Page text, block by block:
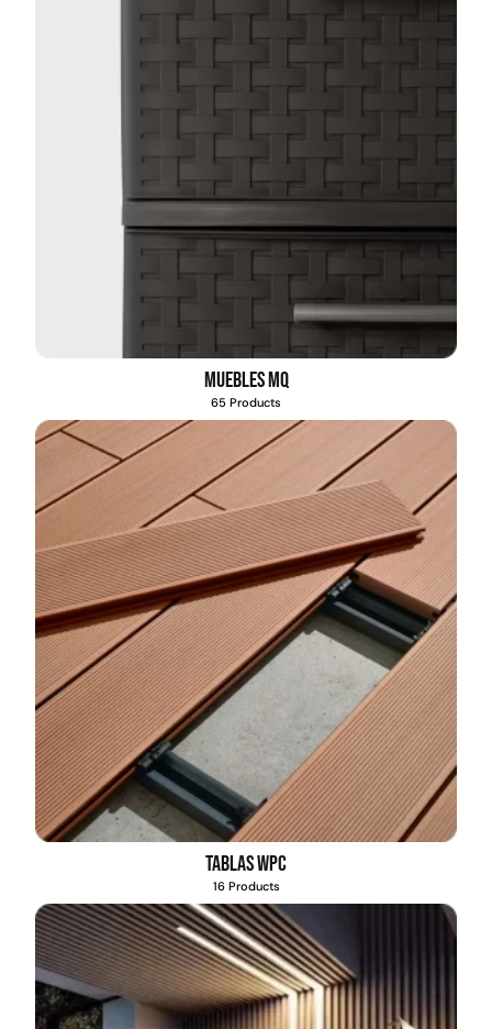
Muebles MQ
65 Products
Tablas WPC
16 Products